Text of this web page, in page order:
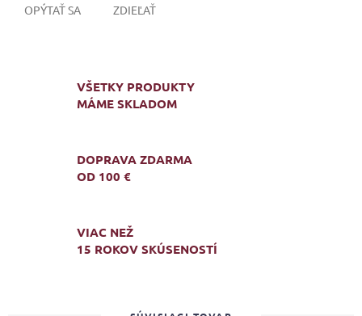
OPÝTAŤ SA ZDIEĽAŤ
VŠETKY PRODUKTY
MÁME SKLADOM
DOPRAVA ZDARMA
OD 100 €
VIAC NEŽ
15 ROKOV SKÚSENOSTÍ